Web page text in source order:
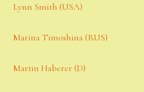
Lynn Smith (USA)
Marina Timoshina (RUS)
Martin Haberer (D)